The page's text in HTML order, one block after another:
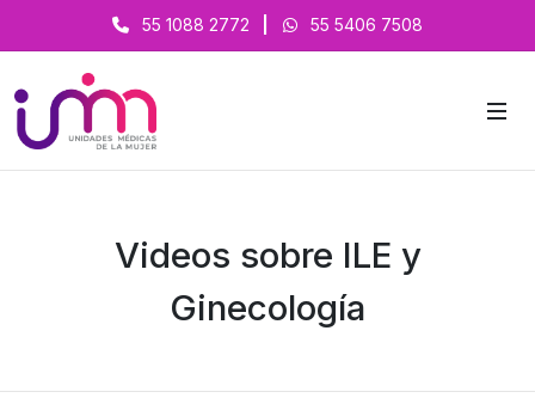
55 1088 2772 55 5406 7508
Videos sobre ILE y
Ginecología